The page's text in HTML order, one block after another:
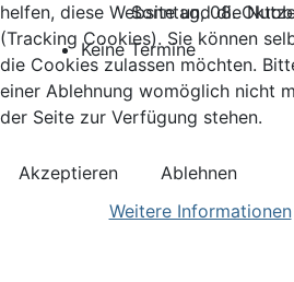
Sonntag, 08.
Keine Termine
helfen, diese Website und die
(Tracking Cookies). Sie können
die Cookies zulassen möchten.
einer Ablehnung womöglich nicht
der Seite zur Verfügung stehen.
Akzeptieren
Ablehnen
Weitere Informationen